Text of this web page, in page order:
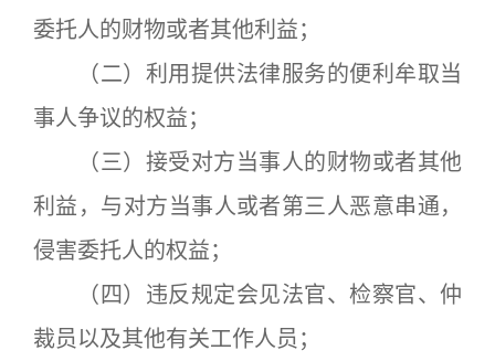
委托人的财物或者其他利益；
（二）利用提供法律服务的便利牟取当
事人争议的权益；
（三）接受对方当事人的财物或者其他
利益，与对方当事人或者第三人恶意串通，
侵害委托人的权益；
（四）违反规定会见法官、检察官、仲
裁员以及其他有关工作人员；